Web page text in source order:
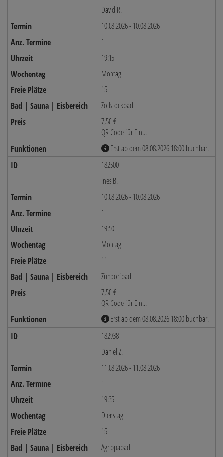
David R.
10.08.2026 - 10.08.2026
1
19:15
Montag
15
Zollstockbad
7,50 €
QR-Code für Ein...
Erst ab dem 08.08.2026 18:00 buchbar.
182500
Ines B.
10.08.2026 - 10.08.2026
1
19:50
Montag
11
Zündorfbad
7,50 €
QR-Code für Ein...
Erst ab dem 08.08.2026 18:00 buchbar.
182938
Daniel Z.
11.08.2026 - 11.08.2026
1
19:35
Dienstag
15
Agrippabad